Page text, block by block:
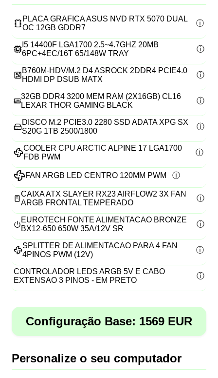
PLACA GRAFICA ASUS NVD RTX 5070 DUAL
OC 12GB GDDR7
I5 14400F LGA1700 2.5~4.7GHZ 20MB
6PC+4EC/16T 65/148W TRAY
B760M-HDV/M.2 D4 ASROCK 2DDR4 PCIE4.0
HDMI DP DSUB MATX
32GB DDR4 3200 MEM RAM (2X16GB) CL16
LEXAR THOR GAMING BLACK
DISCO M.2 PCIE3.0 2280 SSD ADATA XPG SX
S20G 1TB 2500/1800
COOLER CPU ARCTIC ALPINE 17 LGA1700
FDB PWM
FAN ARGB LED CENTRO 120MM PWM
CAIXA ATX SLAYER RX23 AIRFLOW2 3X FAN
ARGB FRONTAL TEMPERADO
EUROTECH FONTE ALIMENTACAO BRONZE
BX12-650 650W 35A/12V SR
SPLITTER DE ALIMENTACAO PARA 4 FAN
4PINOS PWM (12V)
CONTROLADOR LEDS ARGB 5V E CABO
EXTENSAO 3 PINOS - EM PRETO
Configuração Base: 1569 EUR
Personalize o seu computador